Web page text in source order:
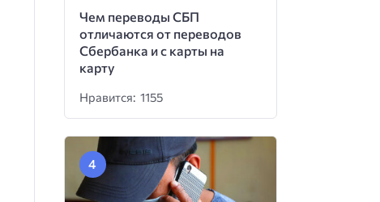
Чем переводы СБП
отличаются от переводов
Сбербанка и с карты на
карту
Нравится: 1155